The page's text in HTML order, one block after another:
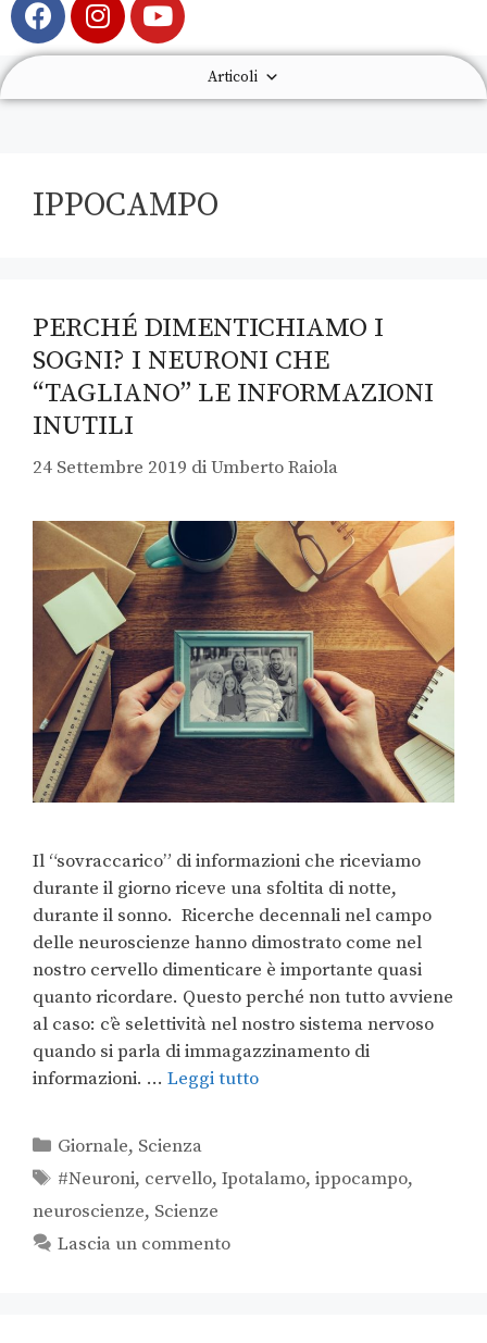
Articoli
IPPOCAMPO
PERCHÉ DIMENTICHIAMO I
SOGNI? I NEURONI CHE
“TAGLIANO” LE INFORMAZIONI
INUTILI
24 Settembre 2019 diUmberto Raiola
Il “sovraccarico” di informazioni che riceviamo
durante il giorno riceve una sfoltita di notte,
durante il sonno. Ricerche decennali nel campo
delle neuroscienze hanno dimostrato come nel
nostro cervello dimenticare è importante quasi
quanto ricordare. Questo perché non tutto avviene
al caso: c’è selettività nel nostro sistema nervoso
quando si parla di immagazzinamento di
informazioni. … Leggi tutto
Giornale, Scienza
#Neuroni, cervello,Ipotalamo,ippocampo,
neuroscienze, Scienze
Lascia un commento